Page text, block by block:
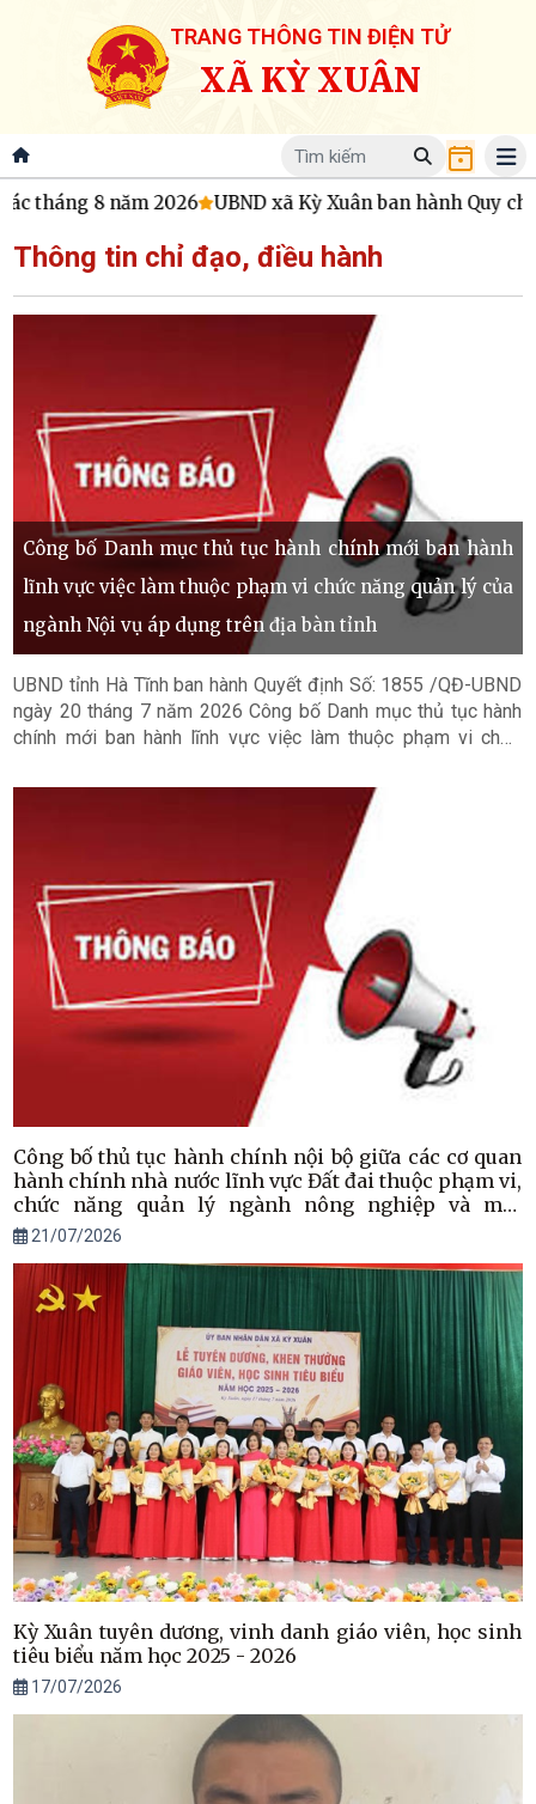
TRANG THÔNG TIN ĐIỆN TỬ
XÃ KỲ XUÂN
8 năm 2026 UBND xã Kỳ Xuân ban hành Quy chế
Thông tin chỉ đạo, điều hành
Công bố Danh mục thủ tục hành chính mới ban hành
lĩnh vực việc làm thuộc phạm vi chức năng quản lý của
ngành Nội vụ áp dụng trên địa bàn tỉnh
UBND tỉnh Hà Tĩnh ban hành Quyết định Số: 1855 /QĐ-UBND
ngày 20 tháng 7 năm 2026 Công bố Danh mục thủ tục hành
chính mới ban hành lĩnh vực việc làm thuộc phạm vi chức
Công bố thủ tục hành chính nội bộ giữa các cơ quan
hành chính nhà nước lĩnh vực Đất đai thuộc phạm vi,
chức năng quản lý ngành nông nghiệp và môi
trường áp dụng trên địa bàn tỉnh Hà Tĩnh
21/07/2026
Kỳ Xuân tuyên dương, vinh danh giáo viên, học sinh
tiêu biểu năm học 2025 - 2026
17/07/2026